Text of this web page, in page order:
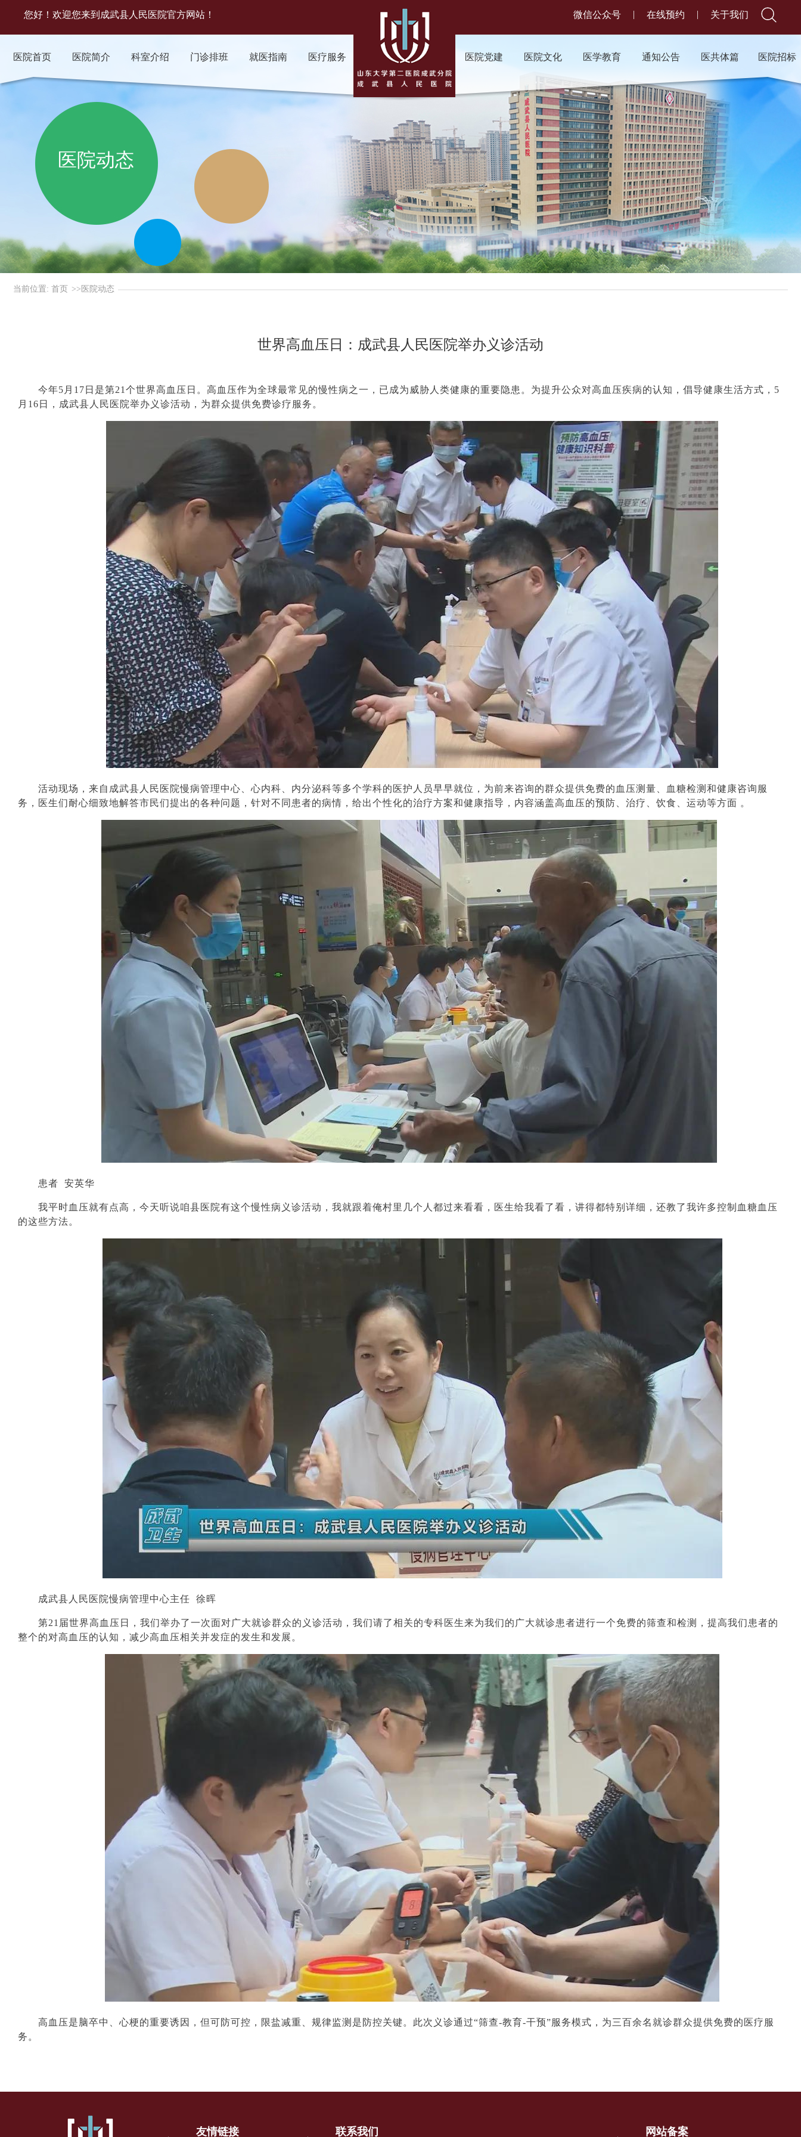
您好！欢迎您来到成武县人民医院官方网站！ 微信公众号 | 在线预约 | 关于我们
医院首页 医院简介 科室介绍 门诊排班 就医指南 医疗服务 医院党建 医院文化 医学教育 通知公告 医共体篇 医院招标
医院动态
当前位置: 首页 >> 医院动态
世界高血压日：成武县人民医院举办义诊活动
今年5月17日是第21个世界高血压日。高血压作为全球最常见的慢性病之一，已成为威胁人类健康的重要隐患。为提升公众对高血压疾病的认知，倡导健康生活方式，5
月16日，成武县人民医院举办义诊活动，为群众提供免费诊疗服务。
活动现场，来自成武县人民医院慢病管理中心、心内科、内分泌科等多个学科的医护人员早早就位，为前来咨询的群众提供免费的血压测量、血糖检测和健康咨询服
务，医生们耐心细致地解答市民们提出的各种问题，针对不同患者的病情，给出个性化的治疗方案和健康指导，内容涵盖高血压的预防、治疗、饮食、运动等方面 。
患者 安英华
我平时血压就有点高，今天听说咱县医院有这个慢性病义诊活动，我就跟着俺村里几个人都过来看看，医生给我看了看，讲得都特别详细，还教了我许多控制血糖血压
的这些方法。
成武县人民医院慢病管理中心主任 徐晖
第21届世界高血压日，我们举办了一次面对广大就诊群众的义诊活动，我们请了相关的专科医生来为我们的广大就诊患者进行一个免费的筛查和检测，提高我们患者的
整个的对高血压的认知，减少高血压相关并发症的发生和发展。
高血压是脑卒中、心梗的重要诱因，但可防可控，限盐减重、规律监测是防控关键。此次义诊通过“筛查-教育-干预”服务模式，为三百余名就诊群众提供免费的医疗服
务。
友情链接 联系我们 网站备案